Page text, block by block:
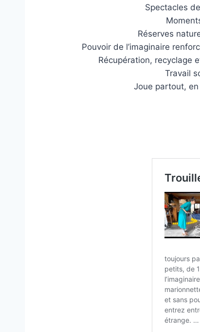
Spectacles
Réserves
Pouvoir de l’imaginaire
Récupération, recyclage
Travail
Joue partout,